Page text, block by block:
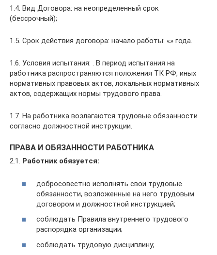
1.4. Вид Договора: на неопределенный срок
(бессрочный);
1.5. Срок действия договора: начало работы: «» года.
1.6. Условия испытания: . В период испытания на
работника распространяются положения ТК РФ, иных
нормативных правовых актов, локальных нормативных
актов, содержащих нормы трудового права.
1.7. На работника возлагаются трудовые обязанности
согласно должностной инструкции.
ПРАВА И ОБЯЗАННОСТИ РАБОТНИКА
2.1. Работник обязуется:
добросовестно исполнять свои трудовые
обязанности, возложенные на него трудовым
договором и должностной инструкцией;
соблюдать Правила внутреннего трудового
распорядка организации;
соблюдать трудовую дисциплину;